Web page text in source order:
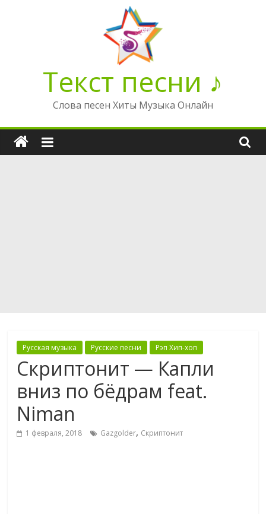
Текст песни ♪
Слова песен Хиты Музыка Онлайн
Русская музыка Русские песни Рэп Хип-хоп
Скриптонит — Капли
вниз по бёдрам feat.
Niman
1 февраля, 2018 Gazgolder, Скриптонит